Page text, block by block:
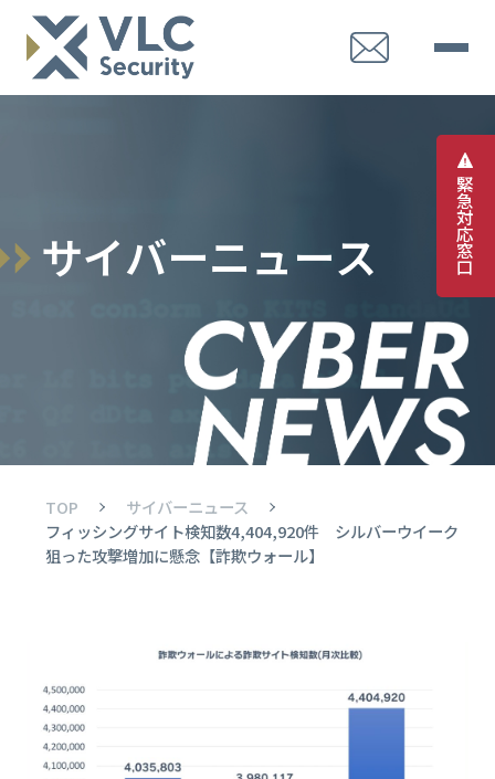
緊
急
対
応
窓
口
サイバーニュース
TOP
サイバーニュース
フィッシングサイト検知数4,404,920件 シルバーウイーク
狙った攻撃増加に懸念【詐欺ウォール】